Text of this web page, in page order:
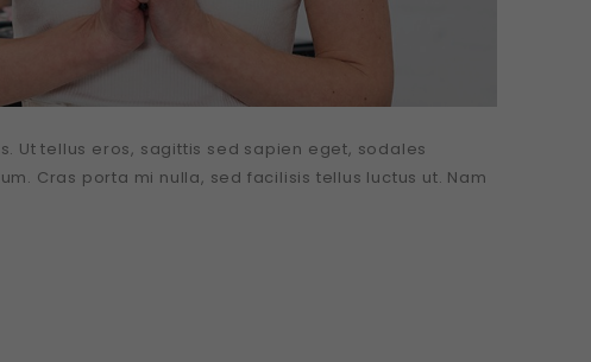
Ut tellus eros, sagittis sed sapien eget, sodales
Cras porta mi nulla, sed facilisis tellus luctus ut. Nam